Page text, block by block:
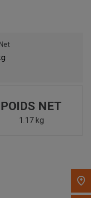
autre concessionnaire.
POIDS NET
1.17 kg